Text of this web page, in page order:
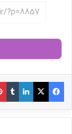
فیس بوک X لینکدین ‫تامبلر